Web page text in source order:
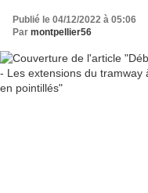
Publié le 04/12/2022 à 05:06
Par montpellier56